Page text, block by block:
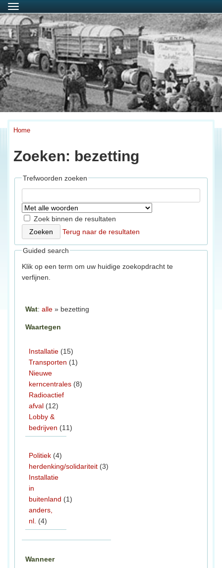
Menu
Home
Zoeken: bezetting
Trefwoorden zoeken
Zoek binnen de resultaten
Terug naar de resultaten
Guided search
Klik op een term om uw huidige zoekopdracht te
verfijnen.
Wat: alle » bezetting
Waartegen
Installatie (15)
Transporten (1)
Nieuwe
kerncentrales (8)
Radioactief
afval (12)
Lobby &
bedrijven (11)
Politiek (4)
herdenking/solidariteit (3)
Installatie
in
buitenland (1)
anders,
nl. (4)
Wanneer